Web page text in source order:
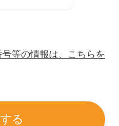
等の情報は、こちらを
る